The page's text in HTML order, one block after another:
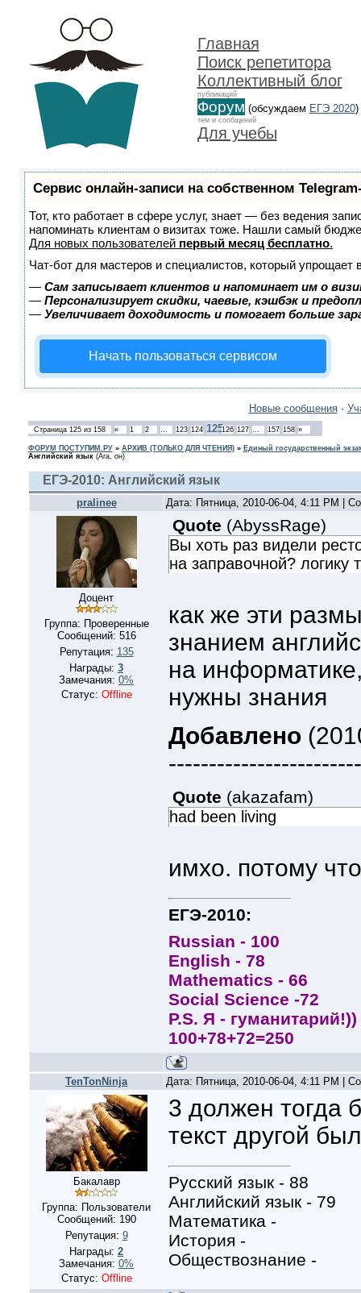
Главная
Поиск репетитора
Коллективный блог
публикаций
Форум (обсуждаем ЕГЭ 2020)
тем и сообщений
Для учебы
Сервис онлайн-записи на собственном
Тот, кто работает в сфере услуг, знает — без ведения
напоминать клиентам о визитах тоже. Нашли самый
Для новых пользователей первый месяц бесплатно.
Чат-бот для мастеров и специалистов, который упрощает
— Сам записывает клиентов и напоминает им о
— Персонализирует скидки, чаевые, кэшбэк и
— Увеличивает доходимость и помогает больше
Начать пользоваться сервисом
Новые сообщения·
Страница 125из 158 « 1 2 … 123 124 125126 127 … 157 158 »
ФОРУМ ПОСТУПИМ.РУ» АРХИВ (ТОЛЬКО ДЛЯ ЧТЕНИЯ)» Единый государственный
Английский язык (Ага, он)
ЕГЭ-2010: Английский язык
pralinee Дата: Пятница, 2010-06-04, 4:11 PM |
Доцент
Группа: Проверенные
Сообщений: 516
Репутация: 135
Награды: 3
Замечания: 0%
Статус: Offline
Quote (AbyssRage)
Вы хоть раз видели
на заправочной? логику
как же эти
знанием
на
нужны знания
Добавлено
Quote (akazafam)
had been living
имхо. потому
ЕГЭ-2010:
Russian - 100
English - 78
Mathematics - 66
Social Scienсe -72
P.S. Я - гуманитарий!))
100+78+72=250
TenTonNinja Дата: Пятница, 2010-06-04, 4:11 PM |
Бакалавр
Группа: Пользователи
Сообщений: 190
Репутация: 9
Награды: 2
Замечания: 0%
Статус: Offline
3 должен тогда
текст другой
Русский язык - 88
Английский язык - 79
Математика -
История -
Обществознание -